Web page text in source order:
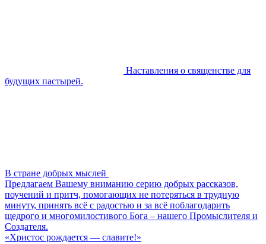
Наставления о священстве для
будущих пастырей.
В стране добрых мыслей
Предлагаем Вашему вниманию серию добрых рассказов,
поучений и притч, помогающих не потеряться в трудную
минуту, принять всё с радостью и за всё поблагодарить
щедрого и многомилостивого Бога – нашего Промыслителя и
Создателя.
«Христос рождается — славите!»